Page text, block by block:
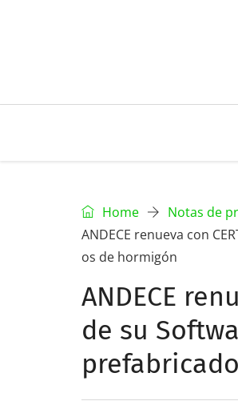
Home
Notas de
ANDECE renueva con
os de hormigón
ANDECE
de su